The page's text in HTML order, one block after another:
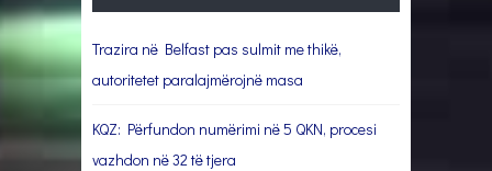
Trazira në Belfast pas sulmit me thikë,
autoritetet paralajmërojnë masa
KQZ: Përfundon numërimi në 5 QKN, procesi
vazhdon në 32 të tjera